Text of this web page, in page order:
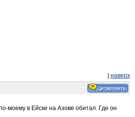
наверх
моему в Ейске на Азове обитал. Где он